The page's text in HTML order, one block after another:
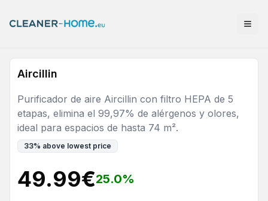
Aircillin
Purificador de aire Aircillin con filtro HEPA de 5
etapas, elimina el 99,97% de alérgenos y olores,
ideal para espacios de hasta 74 m².
33% above lowest price
49.99€25.0%